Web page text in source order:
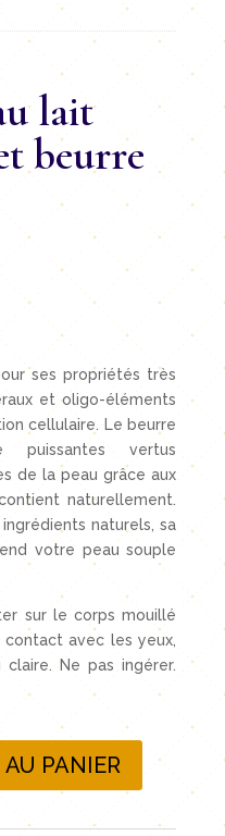
lait
beurre
ses propriétés très
et oligo-éléments
cellulaire. Le beurre
vertus
de la peau grâce aux
naturellement.
naturels, sa
votre peau souple
sur le corps mouillé
contact avec les yeux,
claire. Ne pas ingérer.
PANIER